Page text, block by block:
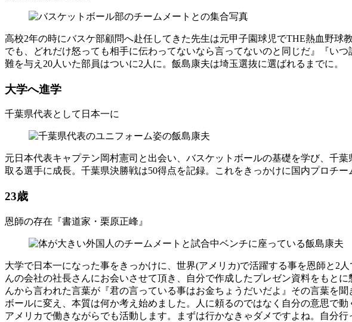
高校2年の時にバスケ部顧問へ赴任してきた先生は元甲子園球児でTHE熱血野
でも、どれだけ怒っても相手に伝わってないなら言ってないのと同じだ』『い
難を与え20人いた部員はついに2人に。飯島康夫は埼玉選抜に選ばれるまでに。
大学へ進学
千葉県代表として日本一に
元日本代表キャプテン岡村憲司と出会い、バスケットボールの基礎を学び、千
取る選手に成長。千葉県決勝戦は50得点を記録。これをきっかけに国内プロチ
23歳
恩師の存在『書道家・栗原正峰』
大学で日本一になった事をきっかけに、世界(アメリカ)で活躍する事を恩師と2
んの会社の社長さんにお会いさせて頂き、自分で作成したプレゼン資料をもと
んから言われた言葉が『君の言っている事はお金ちょうだいだよ』その言葉を
ボールに変え、本質は何か考え始めました。人に頼るのではなく自分の意思で
アメリカで働きながらでも活動します。まずは行かなきゃダメですよね。自分